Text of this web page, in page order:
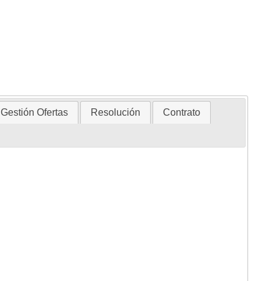
Gestión Ofertas Resolución Contrato